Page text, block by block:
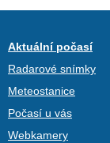
Aktuální počasí
Radarové snímky
Meteostanice
Počasí u vás
Webkamery